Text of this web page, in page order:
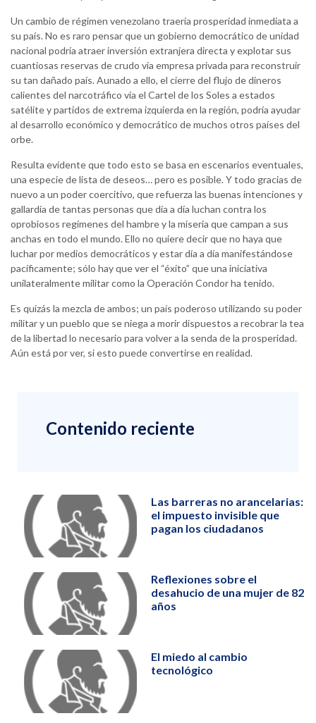
Un cambio de régimen venezolano traería prosperidad inmediata a
su país. No es raro pensar que un gobierno democrático de unidad
nacional podría atraer inversión extranjera directa y explotar sus
cuantiosas reservas de crudo vía empresa privada para reconstruir
su tan dañado país. Aunado a ello, el cierre del flujo de dineros
calientes del narcotráfico vía el Cartel de los Soles a estados
satélite y partidos de extrema izquierda en la región, podría ayudar
al desarrollo económico y democrático de muchos otros países del
orbe.
Resulta evidente que todo esto se basa en escenarios eventuales,
una especie de lista de deseos… pero es posible. Y todo gracias de
nuevo a un poder coercitivo, que refuerza las buenas intenciones y
gallardía de tantas personas que día a día luchan contra los
oprobiosos regímenes del hambre y la miseria que campan a sus
anchas en todo el mundo. Ello no quiere decir que no haya que
luchar por medios democráticos y estar día a día manifestándose
pacíficamente; sólo hay que ver el “éxito” que una iniciativa
unilateralmente militar como la Operación Condor ha tenido.
Es quizás la mezcla de ambos; un país poderoso utilizando su poder
militar y un pueblo que se niega a morir dispuestos a recobrar la tea
de la libertad lo necesario para volver a la senda de la prosperidad.
Aún está por ver, si esto puede convertirse en realidad.
Contenido reciente
Las barreras no arancelarias:
el impuesto invisible que
pagan los ciudadanos
Reflexiones sobre el
desahucio de una mujer de 82
años
El miedo al cambio
tecnológico